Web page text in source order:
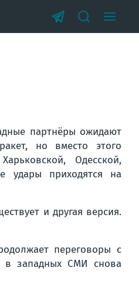
партнёры ожидают
но вместо этого
Одесской,
удары приходятся на
и другая версия.
переговоры с
в западных СМИ снова